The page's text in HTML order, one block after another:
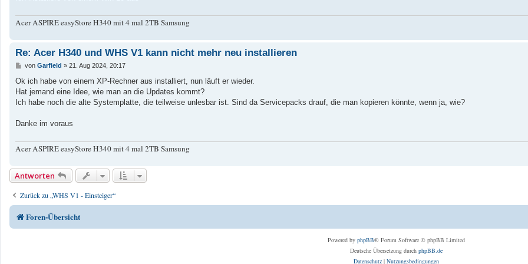
Acer ASPIRE easyStore H340 mit 4 mal 2TB Samsung
Re: Acer H340 und WHS V1 kann nicht mehr neu installieren
B
i
r
a
von Garfield » 21. Aug 2024, 20:17
Ok ich habe von einem XP-Rechner aus installiert, nun läuft er wieder.
Hat jemand eine Idee, wie man an die Updates kommt?
Ich habe noch die alte Systemplatte, die teilweise unlesbar ist. Sind da Servicepacks drauf, die man kopieren könnte, wenn ja, wie?
Danke im voraus
Acer ASPIRE easyStore H340 mit 4 mal 2TB Samsung
Antworten
Zurück zu „WHS V1 - Einsteiger“
Foren-Übersicht
Powered by phpBB® Forum Software © phpBB Limited
Deutsche Übersetzung durch phpBB.de
Datenschutz| Nutzungsbedingungen